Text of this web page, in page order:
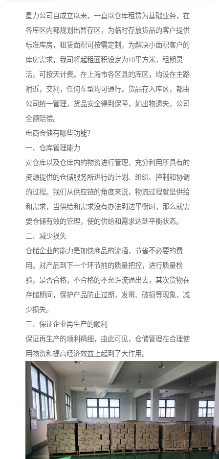
星力公司自成立以来，一直以仓库租赁为基础业务，在
各库区内都规划出暂存区，为临时存放货品的客户提供
标准库房，租赁面积可按需定制，为解决小面积客户的
库房需求，我司将起租面积设定为10平方米，租期灵
活，可按天计费。在上海市各区县的库区，均设在主路
附近，交利，任何车型均可通行。货品存入库区，都由
公司统一管理，货品安全得到保障，如出物遗失，公司
全额赔偿。
电商仓储有哪些功能？
一、仓库管理能力
对仓库以及仓库内的物资进行管理，充分利用所具有的
资源提供的仓储服务所进行的计划、组织、控制和协调
的过程。我们从供应链的角度来说，物流过程就是供给
和需求，当供给和需求没有办法到达平衡时，那么就需
要仓储有效的管理，使的供给和需求达到平衡状态。
二、减少损失
仓储企业的能力是加快商品的流通，节省不必要的费
用。对产品到下一个环节前的质量把控，进行质量检
验，是否合格，不合格的不允许流通出去，其次货物在
存储期间，保护产品防止过期，发霉、破损等现象，减
少损失。
三、保证企业再生产的顺利
保证再生产的顺利精细，由此可见，仓储管理在合理使
用物资和提高经济效益上起到了大作用。